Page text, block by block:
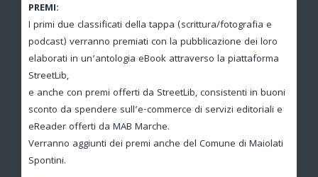
PREMI:
I primi due classificati della tappa (scrittura/fotografia e
podcast) verranno premiati con la pubblicazione dei loro
elaborati in un’antologia eBook attraverso la piattaforma
StreetLib,
e anche con premi offerti da StreetLib, consistenti in buoni
sconto da spendere sull’e-commerce di servizi editoriali e
eReader offerti da MAB Marche.
Verranno aggiunti dei premi anche del Comune di Maiolati
Spontini.